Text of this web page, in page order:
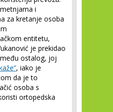
i
za kretanje osoba
entitetu,
je prekidao
ostalog, joj
, iako je
da je to
osoba s
ortopedska